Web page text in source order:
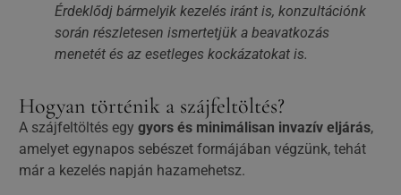
Érdeklődj bármelyik kezelés iránt is, konzultációnk
során részletesen ismertetjük a beavatkozás
menetét és az esetleges kockázatokat is.
Hogyan történik a szájfeltöltés?
A szájfeltöltés egy gyors és minimálisan invazív eljárás,
amelyet egynapos sebészet formájában végzünk, tehát
már a kezelés napján hazamehetsz.